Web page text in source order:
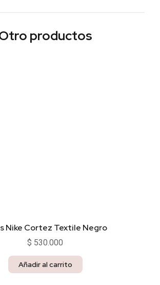
productos
Nike Cortez Textile Negro
$ 530.000
Añadir al carrito